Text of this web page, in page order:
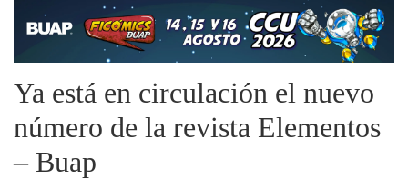
Ya está en circulación el nuevo
número de la revista Elementos
– Buap